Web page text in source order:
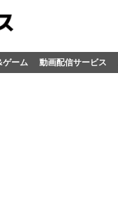
ゲーム 動画配信サービス